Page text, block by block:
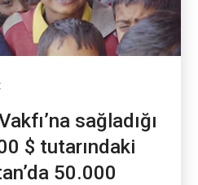
sağladığı
$ tutarındaki
50.000